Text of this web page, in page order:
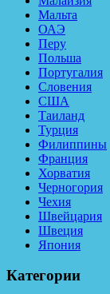
Мальта
ОАЭ
Перу
Польша
Португалия
Словения
США
Таиланд
Турция
Филиппины
Франция
Хорватия
Черногория
Чехия
Швейцария
Швеция
Япония
Категории